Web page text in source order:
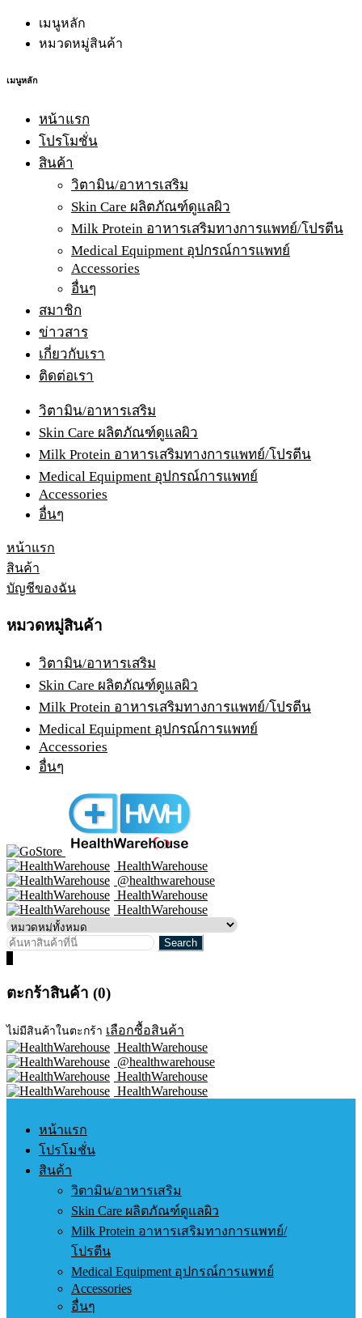
เมนูหลัก
หมวดหมู่สินค้า
เมนูหลัก
หน้าแรก
โปรโมชั่น
สินค้า
วิตามิน/อาหารเสริม
Skin Care ผลิตภัณฑ์ดูแลผิว
Milk Protein อาหารเสริมทางการแพทย์/โปรตีน
Medical Equipment อุปกรณ์การแพทย์
Accessories
อื่นๆ
สมาชิก
ข่าวสาร
เกี่ยวกับเรา
ติดต่อเรา
วิตามิน/อาหารเสริม
Skin Care ผลิตภัณฑ์ดูแลผิว
Milk Protein อาหารเสริมทางการแพทย์/โปรตีน
Medical Equipment อุปกรณ์การแพทย์
Accessories
อื่นๆ
หน้าแรก
สินค้า
บัญชีของฉัน
หมวดหมู่สินค้า
วิตามิน/อาหารเสริม
Skin Care ผลิตภัณฑ์ดูแลผิว
Milk Protein อาหารเสริมทางการแพทย์/โปรตีน
Medical Equipment อุปกรณ์การแพทย์
Accessories
อื่นๆ
HealthWarehouse
@healthwarehouse
HealthWarehouse
HealthWarehouse
ตะกร้าสินค้า (0)
ไม่มีสินค้าในตะกร้า เลือกซื้อสินค้า
HealthWarehouse
@healthwarehouse
HealthWarehouse
HealthWarehouse
หน้าแรก
โปรโมชั่น
สินค้า
วิตามิน/อาหารเสริม
Skin Care ผลิตภัณฑ์ดูแลผิว
Milk Protein อาหารเสริมทางการแพทย์/
โปรตีน
Medical Equipment อุปกรณ์การแพทย์
Accessories
อื่นๆ